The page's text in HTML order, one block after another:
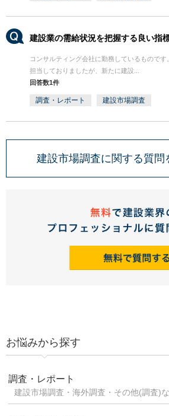
建設業の需給状況を把握する良い指
コンサルティング会社に勤務しているもので
担当しておりましたが、新たに建設...
回答数1件
調査・レポート 建設市場調査
建設市場調査に関する質問
お悩みから探す
調査・レポート
建設市場調査・海外調査・その他(調査)